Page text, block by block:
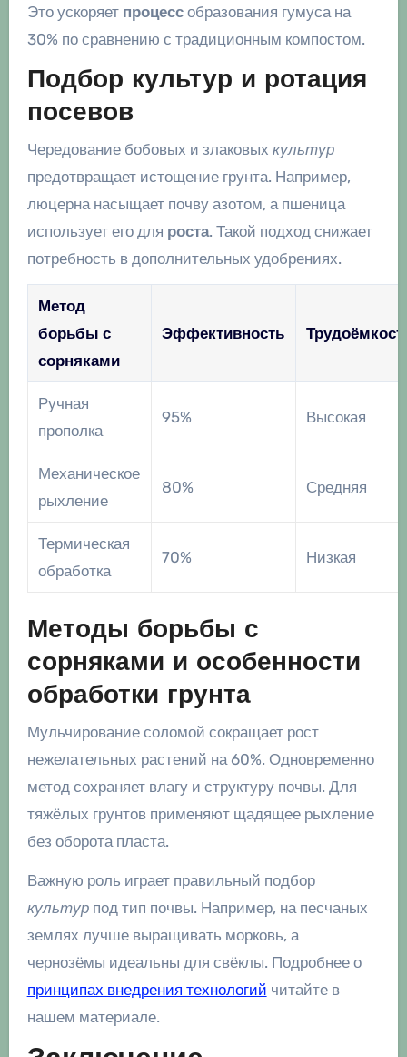
Это ускоряет процессобразования гумуса на
30% по сравнению с традиционным компостом.
Подбор культур и ротация
посевов
Чередование бобовых и злаковых культур
предотвращает истощение грунта. Например,
люцерна насыщает почву азотом, а пшеница
использует его для роста. Такой подход снижает
потребность в дополнительных удобрениях.
Метод
борьбы с
сорняками
Эффективность
Ручная
прополка
95% Высокая
Механическое
рыхление
80% Средняя
Термическая
обработка
70% Низкая
Методы борьбы с
сорняками и особенности
обработки грунта
Мульчирование соломой сокращает рост
нежелательных растений на 60%. Одновременно
метод сохраняет влагу и структуру почвы. Для
тяжёлых грунтов применяют щадящее рыхление
без оборота пласта.
Важную роль играет правильный подбор
культурпод тип почвы. Например, на песчаных
землях лучше выращивать морковь, а
чернозёмы идеальны для свёклы. Подробнее о
принципах внедрения технологий читайте в
нашем материале.